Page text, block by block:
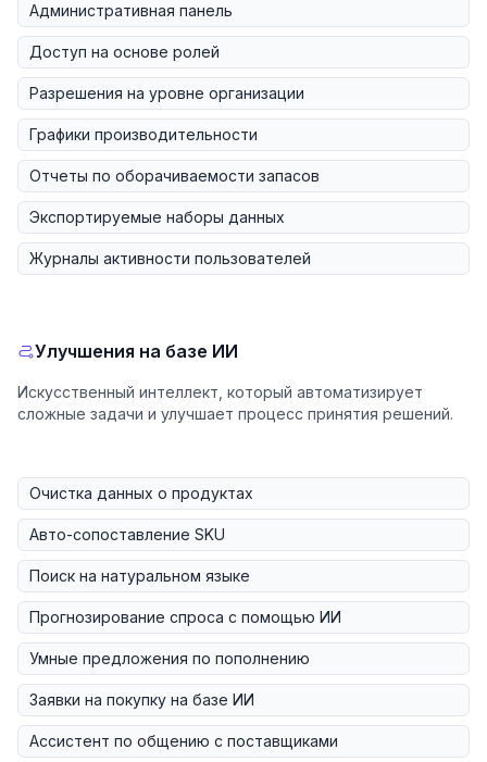
Административная панель
Доступ на основе ролей
Разрешения на уровне организации
Графики производительности
Отчеты по оборачиваемости запасов
Экспортируемые наборы данных
Журналы активности пользователей
Улучшения на базе ИИ
Искусственный интеллект, который автоматизирует
сложные задачи и улучшает процесс принятия решений.
Очистка данных о продуктах
Авто-сопоставление SKU
Поиск на натуральном языке
Прогнозирование спроса с помощью ИИ
Умные предложения по пополнению
Заявки на покупку на базе ИИ
Ассистент по общению с поставщиками